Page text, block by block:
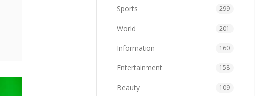
Sports 299
World 201
Information 160
Entertainment 158
Beauty 109